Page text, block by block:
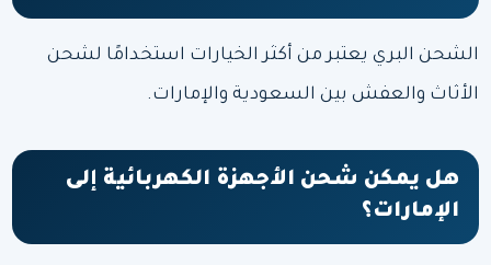
الشحن البري يعتبر من أكثر الخيارات استخدامًا لشحن
الأثاث والعفش بين السعودية والإمارات.
هل يمكن شحن الأجهزة الكهربائية إلى
الإمارات؟